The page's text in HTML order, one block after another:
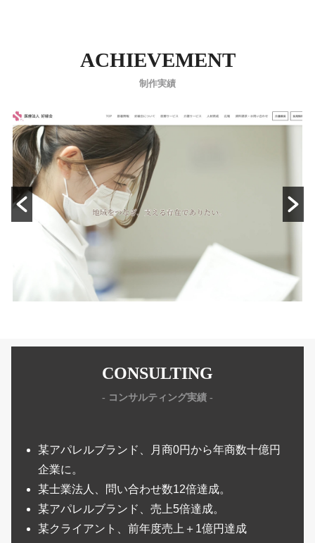
ACHIEVEMENT
制作実績
CONSULTING
- コンサルティング実績 -
某アパレルブランド、月商0円から年商数十億円
企業に。
某士業法人、問い合わせ数12倍達成。
某アパレルブランド、売上5倍達成。
某クライアント、前年度売上＋1億円達成